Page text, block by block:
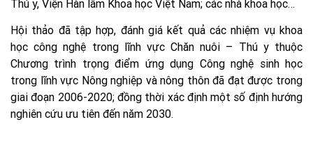
Thú y, Viện Hàn lâm Khoa học Việt Nam; các nhà khoa học…
Hội thảo đã tập hợp, đánh giá kết quả các nhiệm vụ khoa
học công nghệ trong lĩnh vực Chăn nuôi – Thú y thuộc
Chương trình trọng điểm ứng dụng Công nghệ sinh học
trong lĩnh vực Nông nghiệp và nông thôn đã đạt được trong
giai đoạn 2006-2020; đồng thời xác định một số định hướng
nghiên cứu ưu tiên đến năm 2030.